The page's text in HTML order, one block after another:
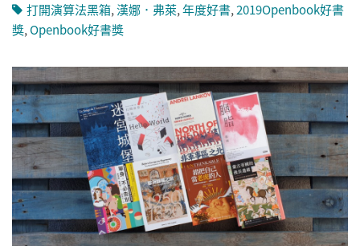
打開演算法黑箱,漢娜．弗萊,年度好書,2019Openbook好書
獎,Openbook好書獎